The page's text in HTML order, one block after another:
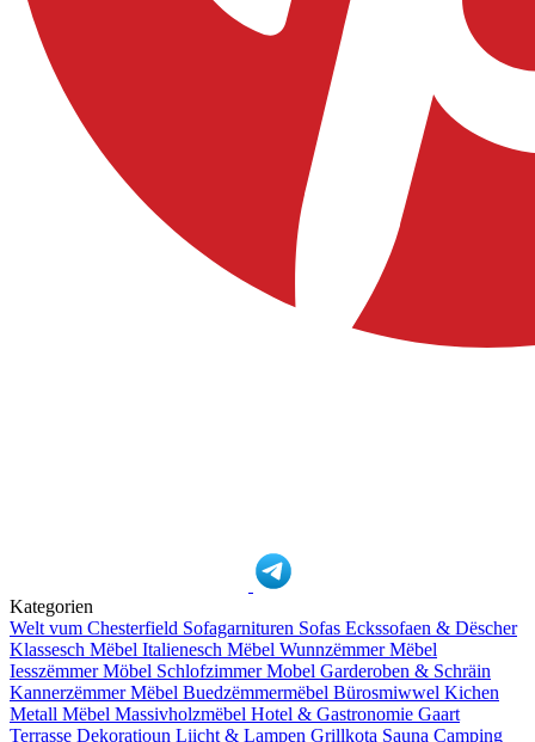
Kategorien
Welt vum Chesterfield Sofagarnituren Sofas Eckssofaen & Dëscher
Klassesch Mëbel Italienesch Mëbel Wunnzëmmer Mëbel
Iesszëmmer Möbel Schlofzimmer Mobel Garderoben & Schräin
Kannerzëmmer Mëbel Buedzëmmermëbel Bürosmiwwel Kichen
Metall Mëbel Massivholzmëbel Hotel & Gastronomie Gaart
Terrasse Dekoratioun Liicht & Lampen Grillkota Sauna Camping